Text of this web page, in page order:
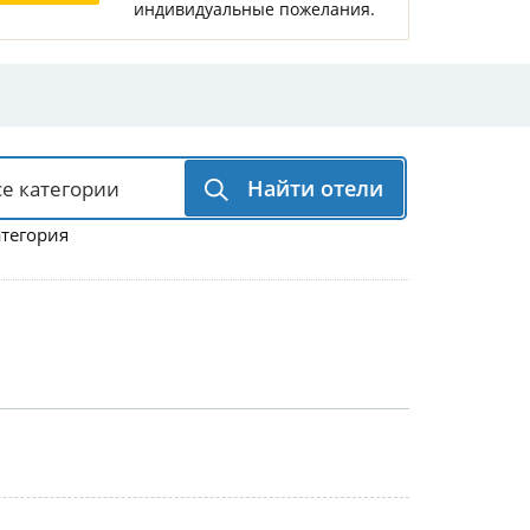
индивидуальные пожелания.
Найти отели